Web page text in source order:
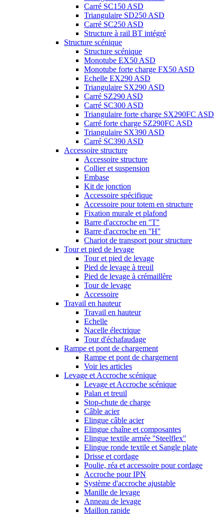
Carré SC150 ASD
Triangulaire SD250 ASD
Carré SC250 ASD
Structure à rail BT intégré
Structure scénique
Structure scénique
Monotube EX50 ASD
Monotube forte charge FX50 ASD
Echelle EX290 ASD
Triangulaire SX290 ASD
Carré SZ290 ASD
Carré SC300 ASD
Triangulaire forte charge SX290FC ASD
Carré forte charge SZ290FC ASD
Triangulaire SX390 ASD
Carré SC390 ASD
Accessoire structure
Accessoire structure
Collier et suspension
Embase
Kit de jonction
Accessoire spécifique
Accessoire pour totem en structure
Fixation murale et plafond
Barre d'accroche en ''T''
Barre d'accroche en ''H''
Chariot de transport pour structure
Tour et pied de levage
Tour et pied de levage
Pied de levage à treuil
Pied de levage à crémaillère
Tour de levage
Accessoire
Travail en hauteur
Travail en hauteur
Echelle
Nacelle électrique
Tour d'échafaudage
Rampe et pont de chargement
Rampe et pont de chargement
Voir les articles
Levage et Accroche scénique
Levage et Accroche scénique
Palan et treuil
Stop-chute de charge
Câble acier
Elingue câble acier
Elingue chaîne et composantes
Elingue textile armée ''Steelflex''
Elingue ronde textile et Sangle plate
Drisse et cordage
Poulie, réa et accessoire pour cordage
Accroche pour IPN
Système d'accroche ajustable
Manille de levage
Anneau de levage
Maillon rapide